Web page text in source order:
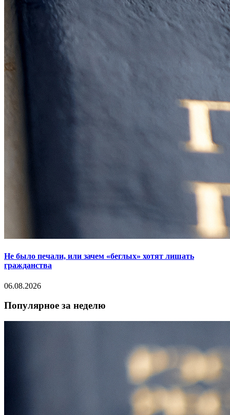
Не было печали, или зачем «беглых» хотят лишать
гражданства
06.08.2026
Популярное за неделю